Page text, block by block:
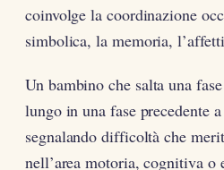
coinvolge la coordinazione
simbolica, la memoria,
Un bambino che salta una
lungo in una fase precedente
segnalando difficoltà che
nell’area motoria, cognitiva o